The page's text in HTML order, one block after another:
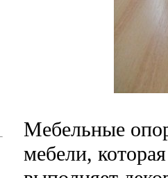
Мебельные
мебели,